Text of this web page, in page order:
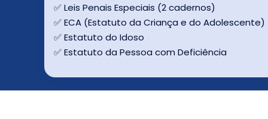
✅ Leis Penais Especiais (2 cadernos)
✅ ECA (Estatuto da Criança e do Adolescente)
✅ Estatuto do Idoso
✅ Estatuto da Pessoa com Deficiência